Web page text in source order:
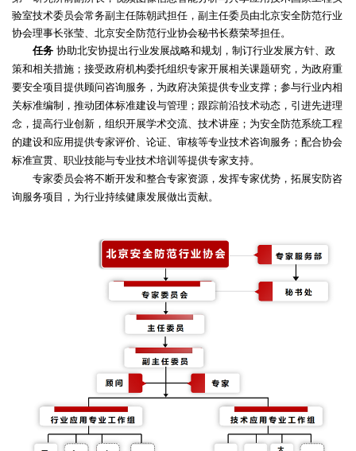
验室技术委员会常务副主任陈朝武担任，副主任委员由北京安全防范行业
协会理事长张莹、北京安全防范行业协会秘书长蔡荣琴担任。
任务 协助北安协提出行业发展战略和规划，制订行业发展方针、政
策和相关措施；接受政府机构委托组织专家开展相关课题研究，为政府重
要安全项目提供顾问咨询服务，为政府决策提供专业支撑；参与行业内相
关标准编制，推动团体标准建设与管理；跟踪前沿技术动态，引进先进理
念，提高行业创新，组织开展学术交流、技术讲座；为安全防范系统工程
的建设和应用提供专家评价、论证、审核等专业技术咨询服务；配合协会
标准宣贯、职业技能与专业技术培训等提供专家支持。
专家委员会将不断开发和整合专家资源，发挥专家优势，拓展安防咨
询服务项目，为行业持续健康发展做出贡献。